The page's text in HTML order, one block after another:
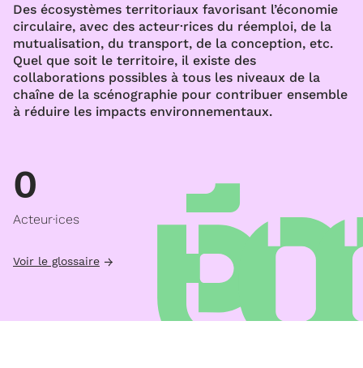
Des écosystèmes territoriaux favorisant l’économie
circulaire, avec des acteur·rices du réemploi, de la
mutualisation, du transport, de la conception, etc.
Quel que soit le territoire, il existe des
collaborations possibles à tous les niveaux de la
chaîne de la scénographie pour contribuer ensemble
à réduire les impacts environnementaux.
0
Acteur·ices
Voir le glossaire